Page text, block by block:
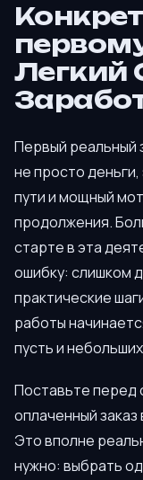
Легкий
Первый реальный
не просто
пути и мощный
продолжения.
старте в эта
ошибку: слишком
практические
работы
пусть и
Поставьте перед
оплаченный
Это вполне
нужно: выбрать